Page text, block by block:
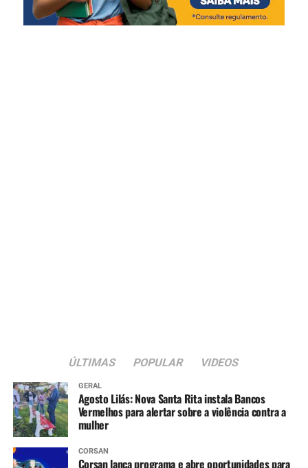
ÚLTIMAS POPULAR VIDEOS
GERAL
Agosto Lilás: Nova Santa Rita instala Bancos
Vermelhos para alertar sobre a violência contra a
mulher
CORSAN
Corsan lança programa e abre oportunidades para